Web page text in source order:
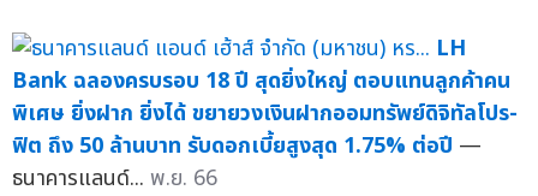
LH
Bank ฉลองครบรอบ 18 ปี สุดยิ่งใหญ่ ตอบแทนลูกค้าคน
พิเศษ ยิ่งฝาก ยิ่งได้ ขยายวงเงินฝากออมทรัพย์ดิจิทัลโปร-
ฟิต ถึง 50 ล้านบาท รับดอกเบี้ยสูงสุด 1.75% ต่อปี —
ธนาคารแลนด์... พ.ย. 66